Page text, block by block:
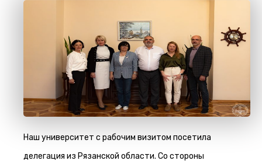
Наш университет с рабочим визитом посетила
делегация из Рязанской области. Со стороны